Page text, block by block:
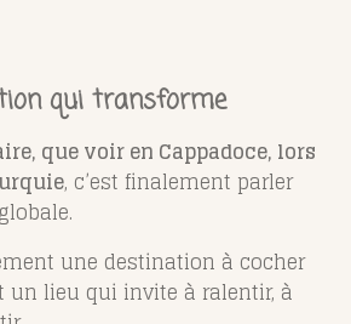
qui transforme
que voir en Cappadoce, lors
, c’est finalement parler
une destination à cocher
un lieu qui invite à ralentir, à